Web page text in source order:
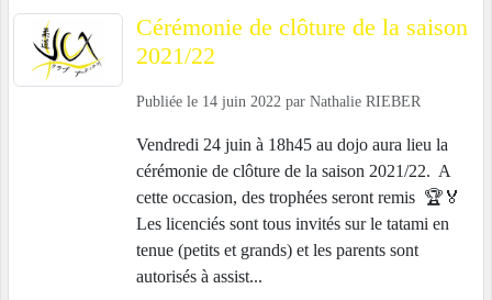
Cérémonie de clôture de la saison
2021/22
Publiée le 14 juin 2022 par Nathalie RIEBER
Vendredi 24 juin à 18h45 au dojo aura lieu la
cérémonie de clôture de la saison 2021/22. A
cette occasion, des trophées seront remis 🏆🏅
Les licenciés sont tous invités sur le tatami en
tenue (petits et grands) et les parents sont
autorisés à assist...